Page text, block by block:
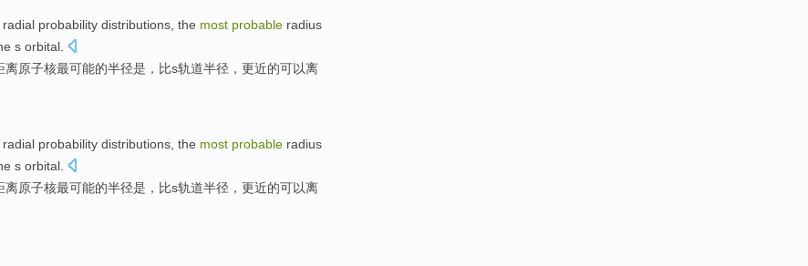
radial probability distributions the most probable radius
s orbital
离原子核最可能的半径是 ， 比s轨道半径，更近的可以离
radial probability distributions the most probable radius
s orbital
离原子核最可能的半径是 ， 比s轨道半径，更近的可以离